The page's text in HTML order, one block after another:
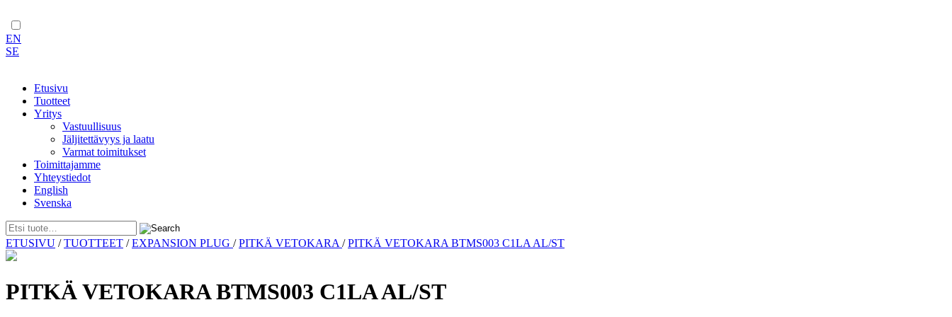
EN
SE
Etusivu
Tuotteet
Yritys
Vastuullisuus
Jäljitettävyys ja laatu
Varmat toimitukset
Toimittajamme
Yhteystiedot
English
Svenska
Skip
to
ETUSIVU /TUOTTEET /EXPANSION PLUG /PITKÄ VETOKARA /PITKÄ VETOKARA BTMS003 C1LA AL/ST
PITKÄ VETOKARA BTMS003 C1LA AL/ST